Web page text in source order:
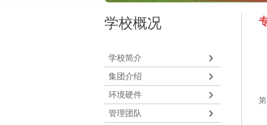
学校概况
学校简介
集团介绍
环境硬件
管理团队